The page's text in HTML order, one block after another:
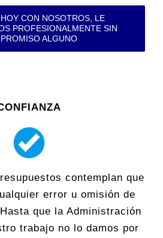
CON NOSOTROS, LE
PROFESIONALMENTE SIN
ALGUNO
contemplan que
error u omisión de
que la Administración
trabajo no lo damos por